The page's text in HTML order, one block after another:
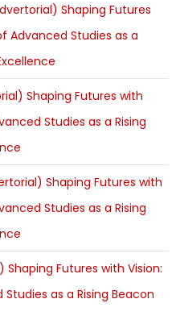
Shaping Futures
Advanced Studies as a
Shaping Futures with
Studies as a Rising
Shaping Futures with
Studies as a Rising
Shaping Futures with Vision:
as a Rising Beacon